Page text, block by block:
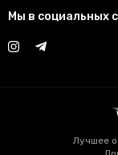
Мы в социальных
Лучшее